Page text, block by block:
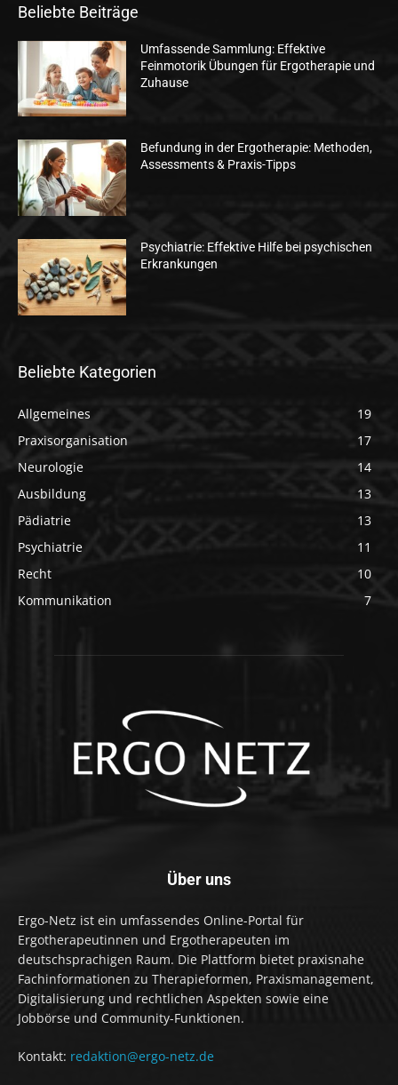
Beliebte Beiträge
Umfassende Sammlung: Effektive
Feinmotorik Übungen für Ergotherapie und
Zuhause
Befundung in der Ergotherapie: Methoden,
Assessments & Praxis-Tipps
Psychiatrie: Effektive Hilfe bei psychischen
Erkrankungen
Beliebte Kategorien
Allgemeines
19
Praxisorganisation
17
Neurologie
14
Ausbildung
13
Pädiatrie
13
Psychiatrie
11
Recht
10
Kommunikation
7
Über uns
Ergo-Netz ist ein umfassendes Online-Portal für
Ergotherapeutinnen und Ergotherapeuten im
deutschsprachigen Raum. Die Plattform bietet praxisnahe
Fachinformationen zu Therapieformen, Praxismanagement,
Digitalisierung und rechtlichen Aspekten sowie eine
Jobbörse und Community-Funktionen.
Kontakt: redaktion@ergo-netz.de